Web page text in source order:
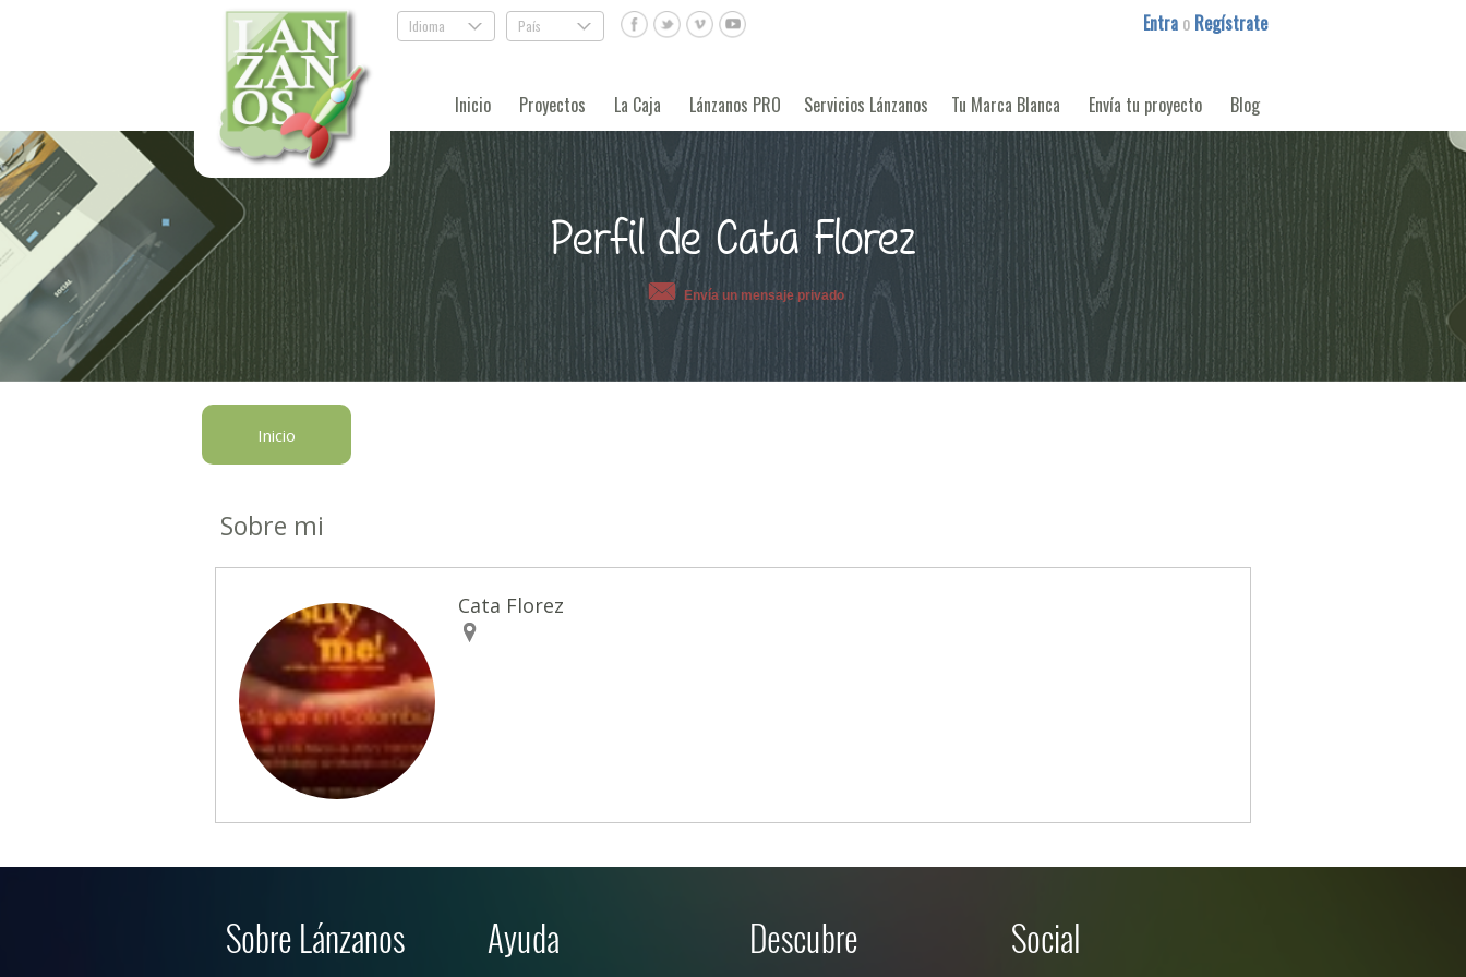
Idioma . País . Entra o Regístrate
Inicio Proyectos La Caja Lánzanos PRO Servicios Lánzanos Tu Marca Blanca Envía tu proyecto Blog
Perfil de Cata Florez
Envía un mensaje privado
Inicio
Sobre mi
Cata Florez
Sobre Lánzanos Ayuda Descubre Social